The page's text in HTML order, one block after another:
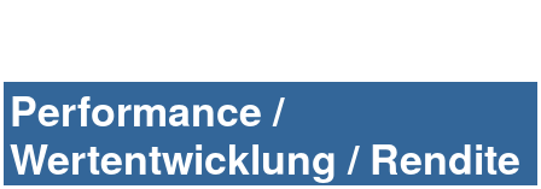
Performance /
Wertentwicklung / Rendite